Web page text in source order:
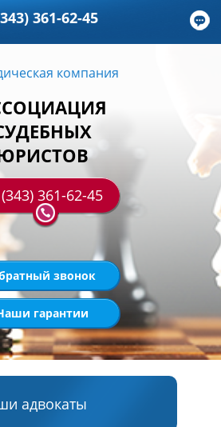
361-62-45
компания
361-62-45
звонок
гарантии
адвокаты